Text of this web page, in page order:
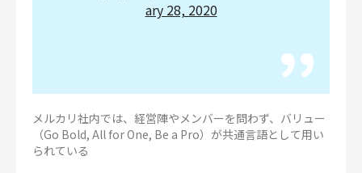
ary 28, 2020
メルカリ社内では、経営陣やメンバーを問わず、バリュー
（Go Bold, All for One, Be a Pro）が共通言語として用い
られている